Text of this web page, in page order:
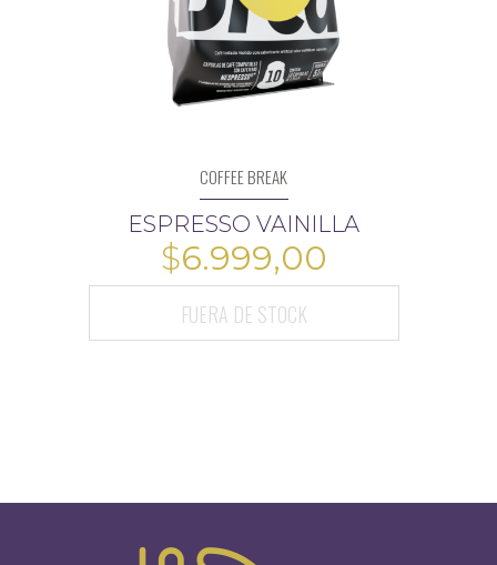
COFFEE BREAK
ESPRESSO VAINILLA
$6.999,00
FUERA DE STOCK